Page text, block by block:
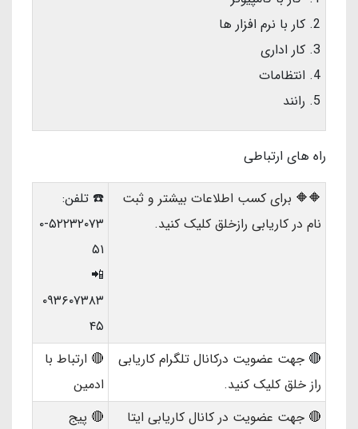
کار با نرم افزار ها
کار اداری
انتظامات
رانند
راه های ارتباطی
🔶🔶 برای کسب اطلاعات بیشتر و ثبت
نام در کاریابی رازخلق کلیک کنید.
☎️ تلفن:
۵۲۲۳۲۰۷۳-۰
۵۱
📲
۰۹۳۶۰۷۳۸۳
۴۵
🔴 جهت عضویت درکانال تلگرام کاریابی
راز خلق کلیک کنید.
🔴 ارتباط با
ادمین
🔴 جهت عضویت در کانال کاریابی ایتا
🔴 پیج